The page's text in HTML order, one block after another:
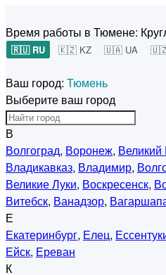
Время работы в Тюмене:
🇷🇺 RU 🇰🇿 KZ 🇺🇦 UA
Ваш город: Тюмень
Выберите ваш город
В
Волгоград, Воронеж,
Владикавказ, Владимир,
Великие Луки, Воскресенск,
Витебск, Ванадзор,
Е
Екатеринбург, Елец,
Ейск, Ереван
К